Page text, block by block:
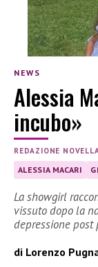
NEWS
Alessia
incubo»
REDAZIONE
ALESSIA MACARI
La showgirl
vissuto dopo la
depressione post
di Lorenzo